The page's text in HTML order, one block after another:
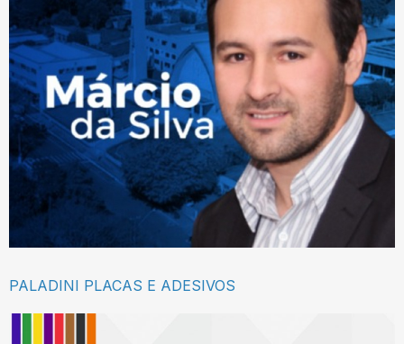
PALADINI PLACAS E ADESIVOS